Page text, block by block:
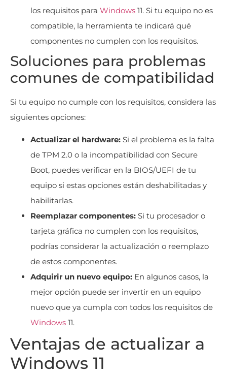
los requisitos para Windows 11. Si tu equipo no es
compatible, la herramienta te indicará qué
componentes no cumplen con los requisitos.
Soluciones para problemas
comunes de compatibilidad
Si tu equipo no cumple con los requisitos, considera las
siguientes opciones:
Actualizar el hardware: Si el problema es la falta
de TPM 2.0 o la incompatibilidad con Secure
Boot, puedes verificar en la BIOS/UEFI de tu
equipo si estas opciones están deshabilitadas y
habilitarlas.
Reemplazar componentes: Si tu procesador o
tarjeta gráfica no cumplen con los requisitos,
podrías considerar la actualización o reemplazo
de estos componentes.
Adquirir un nuevo equipo: En algunos casos, la
mejor opción puede ser invertir en un equipo
nuevo que ya cumpla con todos los requisitos de
Windows 11.
Ventajas de actualizar a
Windows 11